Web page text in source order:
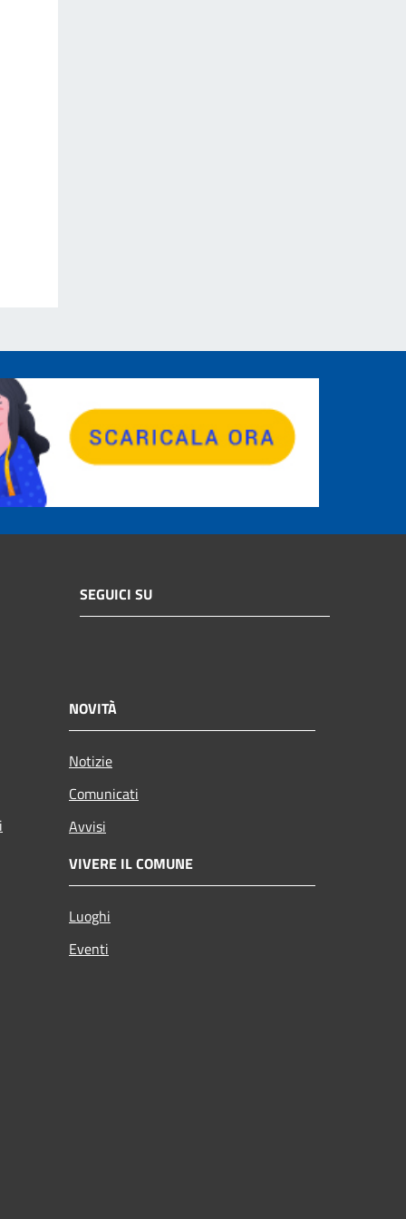
SEGUICI SU
NOVITÀ
Notizie
Comunicati
Avvisi
VIVERE IL COMUNE
Luoghi
Eventi